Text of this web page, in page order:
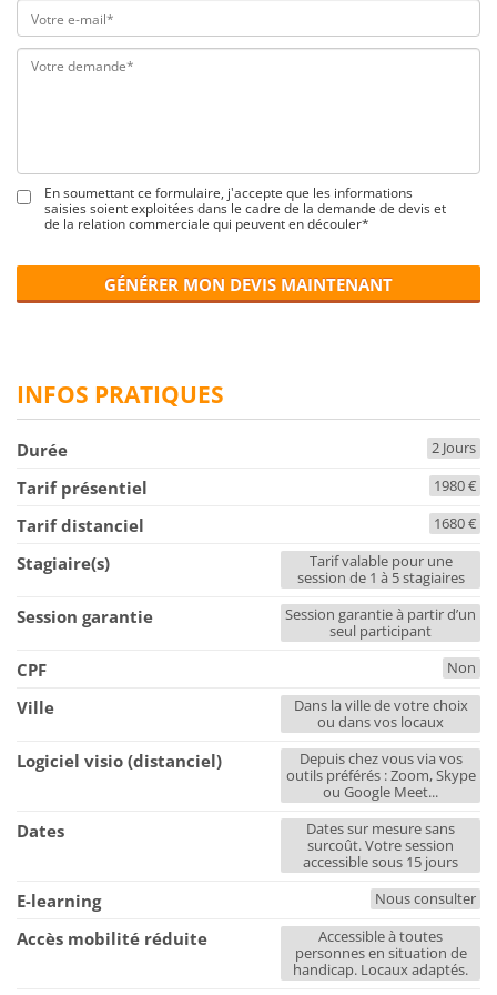
En soumettant ce formulaire, j'accepte que les informations
saisies soient exploitées dans le cadre de la demande de devis et
de la relation commerciale qui peuvent en découler*
GÉNÉRER MON DEVIS MAINTENANT
INFOS PRATIQUES
Durée 2 Jours
Tarif présentiel 1980 €
Tarif distanciel 1680 €
Stagiaire(s)
Tarif valable pour une
session de 1 à 5 stagiaires
Session garantie
Session garantie à partir d’un
seul participant
CPF Non
Ville
Dans la ville de votre choix
ou dans vos locaux
Logiciel visio (distanciel)
Depuis chez vous via vos
outils préférés : Zoom, Skype
ou Google Meet...
Dates
Dates sur mesure sans
surcoût. Votre session
accessible sous 15 jours
E-learning Nous consulter
Accès mobilité réduite
Accessible à toutes
personnes en situation de
handicap. Locaux adaptés.